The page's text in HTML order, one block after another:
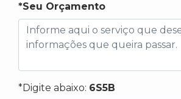
*Seu Orçamento
*Digite abaixo: 6S5B